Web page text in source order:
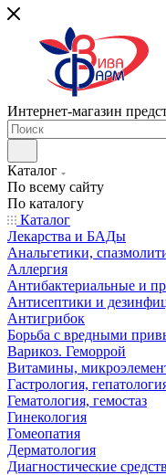
Интернет-магазин
Каталог
По всему сайту
По каталогу
Каталог
Лекарства и БАДы
Анальгетики,
Аллергия
Антибактериальные и
Антисептики и
Антигрибок
Борьба с вредными
Варикоз. Геморрой
Витамины,
Гастрология,
Гематология, гемостаз
Гинекология
Гомеопатия
Дерматология
Диагностические